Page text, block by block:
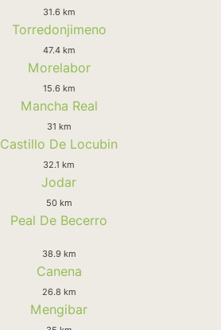
31.6 km
Torredonjimeno
47.4 km
Morelabor
15.6 km
Mancha Real
31 km
Castillo De Locubin
32.1 km
Jodar
50 km
Peal De Becerro
38.9 km
Canena
26.8 km
Mengibar